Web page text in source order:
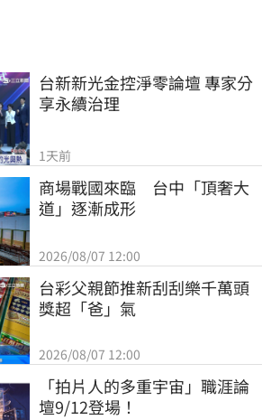
台新新光金控淨零論壇 專家分
享永續治理
1天前
商場戰國來臨　台中「頂奢大
道」逐漸成形
2026/08/07 12:00
台彩父親節推新刮刮樂千萬頭
獎超「爸」氣
2026/08/07 12:00
「拍片人的多重宇宙」職涯論
壇9/12登場！